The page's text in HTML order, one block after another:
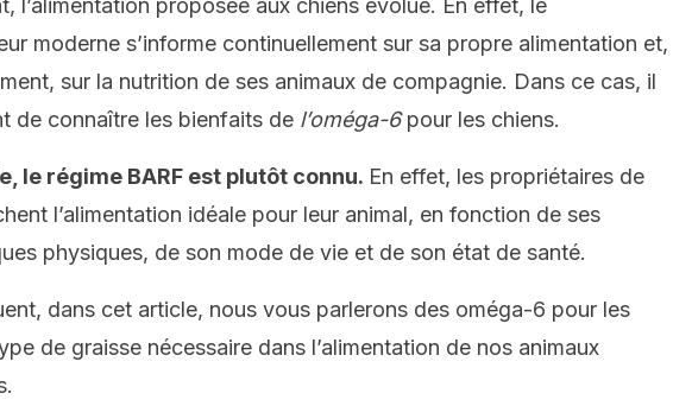
l’alimentation proposée aux chiens évolue. En effet, le
moderne s’informe continuellement sur sa propre alimentation et,
sur la nutrition de ses animaux de compagnie. Dans ce cas, il
de connaître les bienfaits de l’oméga-6pour les chiens.
le régime BARF est plutôt connu. En effet, les propriétaires de
l’alimentation idéale pour leur animal, en fonction de ses
physiques, de son mode de vie et de son état de santé.
dans cet article, nous vous parlerons des oméga-6 pour les
de graisse nécessaire dans l’alimentation de nos animaux